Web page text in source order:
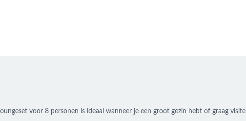
voor 8 personen is ideaal wanneer je een groot gezin hebt of graag